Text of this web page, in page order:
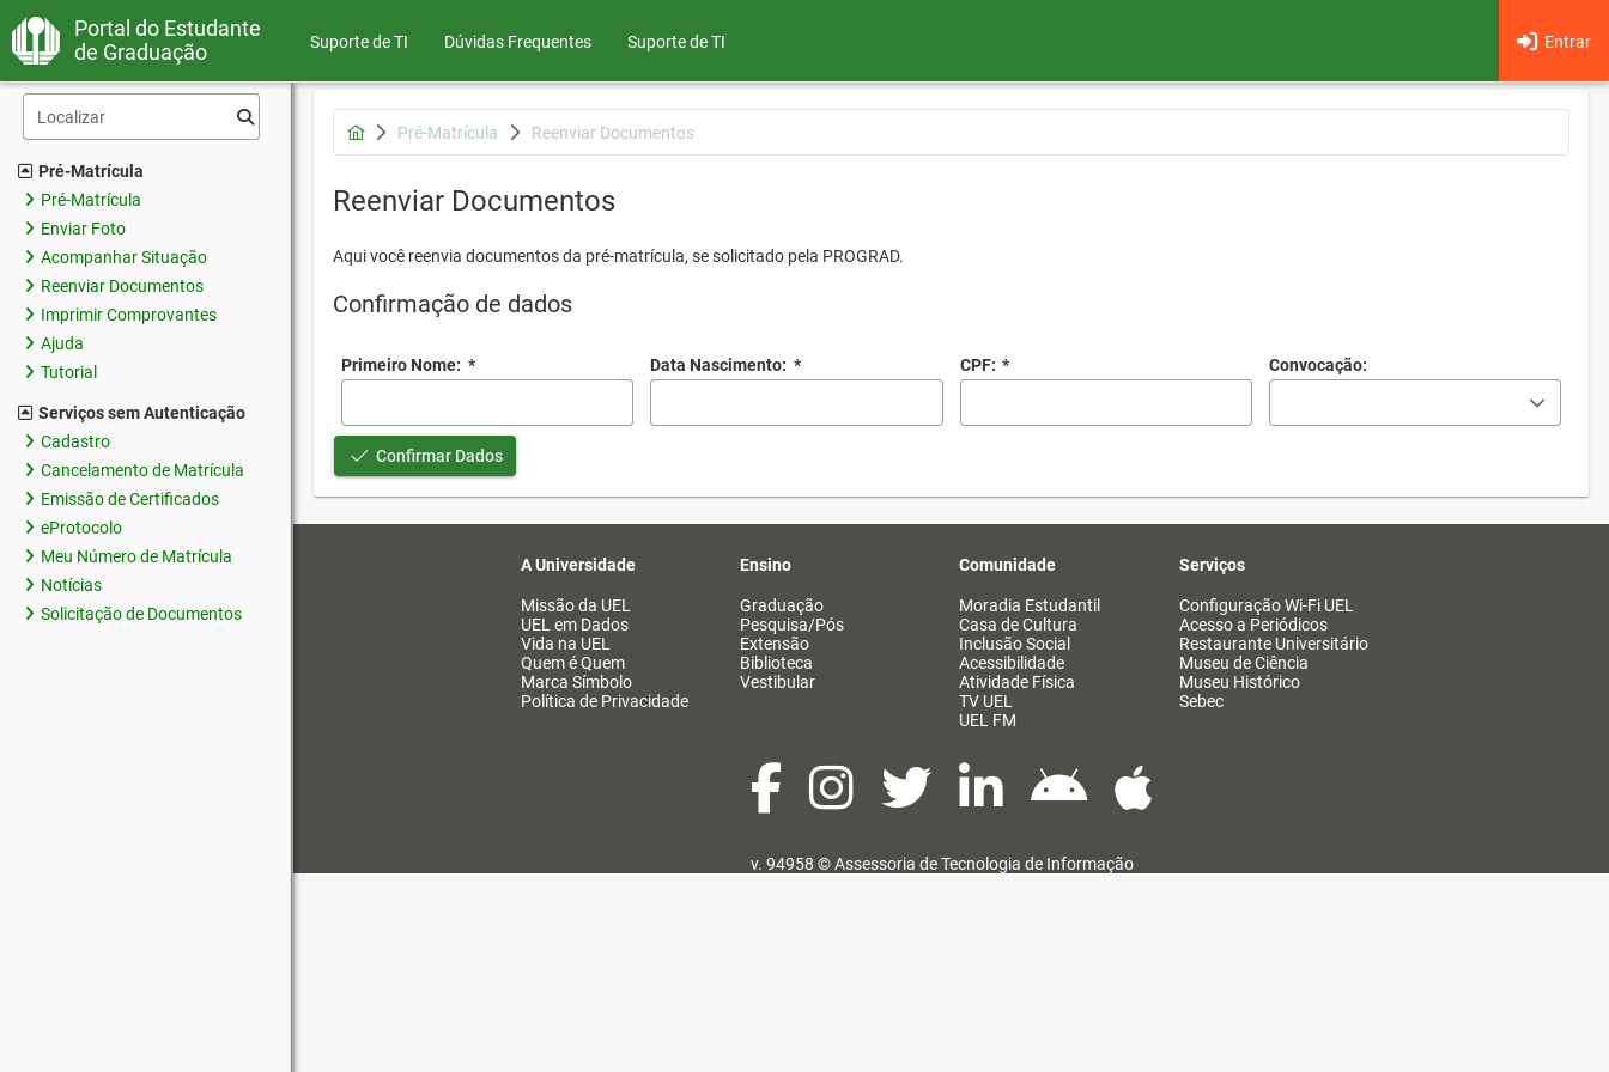
Portal do Estudante
de Graduação
Suporte de TI Dúvidas Frequentes Entrar
Suporte de TI
Pré-Matrícula
Pré-Matrícula
Enviar Foto
Acompanhar Situação
Reenviar Documentos
Imprimir Comprovantes
Ajuda
Tutorial
Serviços sem Autenticação
Cadastro
Cancelamento de Matrícula
Emissão de Certificados
eProtocolo
Meu Número de Matrícula
Notícias
Solicitação de Documentos
Pré-Matrícula Reenviar Documentos
Reenviar Documentos
Aqui você reenvia documentos da pré-matrícula, se solicitado pela PROGRAD.
Confirmação de dados
Primeiro Nome: * Data Nascimento: * CPF: * Convocação:
Confirmar Dados
A Universidade
Missão da UEL
UEL em Dados
Vida na UEL
Quem é Quem
Marca Símbolo
Política de Privacidade
Ensino
Graduação
Pesquisa/Pós
Extensão
Biblioteca
Vestibular
Comunidade
Moradia Estudantil
Casa de Cultura
Inclusão Social
Acessibilidade
Atividade Física
TV UEL
UEL FM
Serviços
Configuração Wi-Fi UEL
Acesso a Periódicos
Restaurante Universitário
Museu de Ciência
Museu Histórico
Sebec
v. 94958 ©Assessoria de Tecnologia de Informação